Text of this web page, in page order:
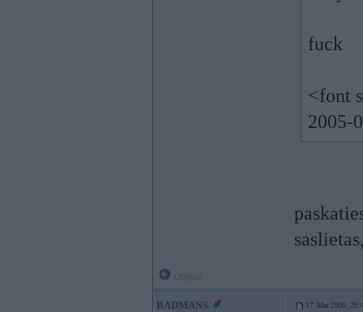
fuck
<font
2005-
BADMANS 17. Mar 2005,